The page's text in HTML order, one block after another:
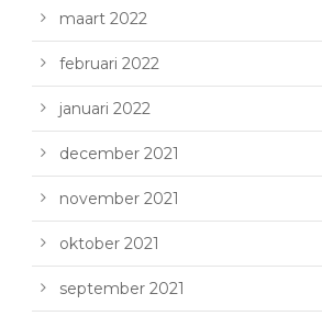
maart 2022
februari 2022
januari 2022
december 2021
november 2021
oktober 2021
september 2021